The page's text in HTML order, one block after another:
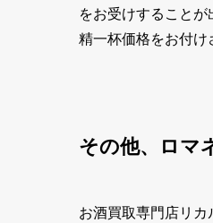
をお受けすることが
精一杯価格をお付け
その他、ロマ
お酒買取専門店リ